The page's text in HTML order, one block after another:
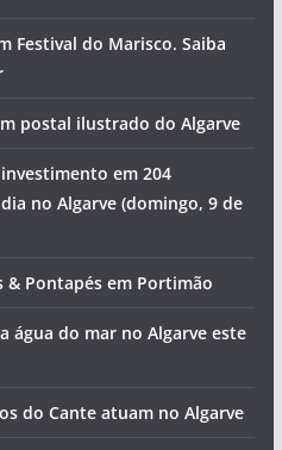
Festival do Marisco. Saiba
postal ilustrado do Algarve
em 204
no Algarve (domingo, 9 de
Pontapés em Portimão
água do mar no Algarve este
do Cante atuam no Algarve